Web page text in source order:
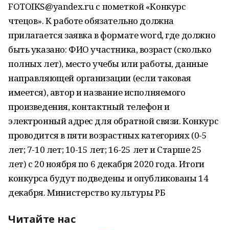
FOTOIKS@yandex.ru с пометкой «Конкурс
чтецов». К работе обязательно должна
прилагается заявка в формате word, где должно
быть указано: ФИО участника, возраст (сколько
полных лет), место учебы или работы, данные
направляющей организации (если таковая
имеется), автор и название исполняемого
произведения, контактный телефон и
электронный адрес для обратной связи. Конкурс
проводится в пяти возрастных категориях (0-5
лет; 7-10 лет; 10-15 лет; 16-25 лет и Старше 25
лет) с 20 ноября по 6 декабря 2020 года. Итоги
конкурса будут подведены и опубликованы 14
декабря. Министерство культуры РБ
Читайте нас